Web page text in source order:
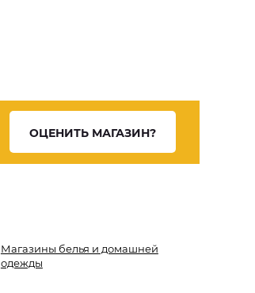
ОЦЕНИТЬ МАГАЗИН?
Магазины белья и домашней
одежды